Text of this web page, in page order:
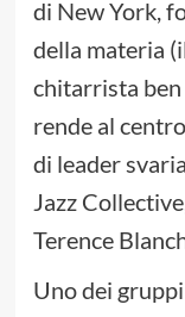
di New York,
della materia
chitarrista ben
rende al
di leader
Jazz
Terence
Uno dei